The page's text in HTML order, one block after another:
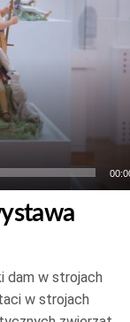
dam w strojach
w strojach